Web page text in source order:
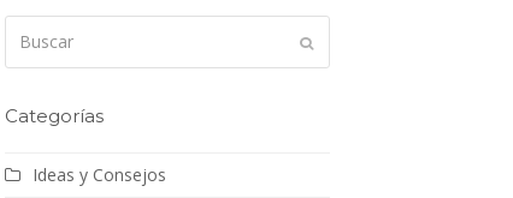
Categorías
Ideas y Consejos